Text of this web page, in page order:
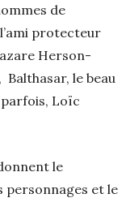
de
protecteur
Herson-
le beau
Loïc
le
personnages et le